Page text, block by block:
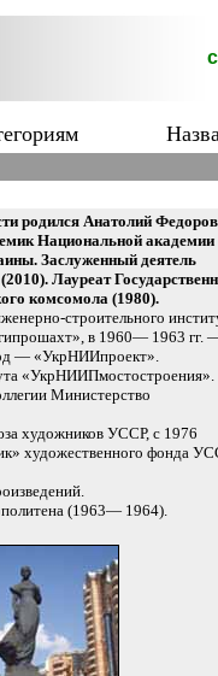
родился Анатолий
Национальной академии
Заслуженный деятель
Лауреат
комсомола (1980).
строительного
в 1960— 1963 гг.
— «УкрНИИпроект».
«УкрНИИПмостостроения».
Министерство
художников УССР, с 1976
художественного фонда
(1963— 1964).